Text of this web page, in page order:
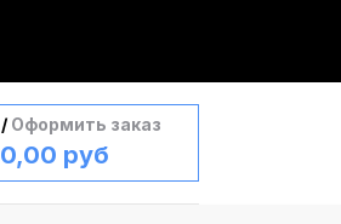
/ Оформить заказ
0,00 руб